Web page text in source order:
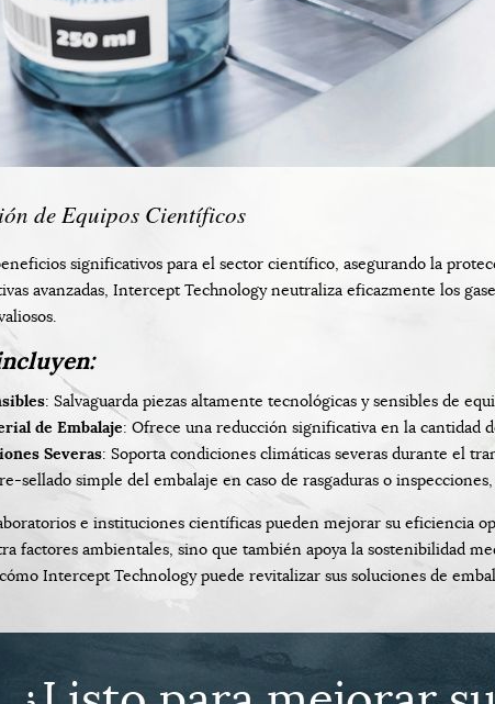
de Equipos Científicos
significativos para el sector científico, asegurando la
avanzadas, Intercept Technology neutraliza eficazmente los
: Salvaguarda piezas altamente tecnológicas y sensibles de
de Embalaje: Ofrece una reducción significativa en la cantidad
Severas: Soporta condiciones climáticas severas durante el
sellado simple del embalaje en caso de rasgaduras o
e instituciones científicas pueden mejorar su eficiencia
factores ambientales, sino que también apoya la sostenibilidad
Intercept Technology puede revitalizar sus soluciones de